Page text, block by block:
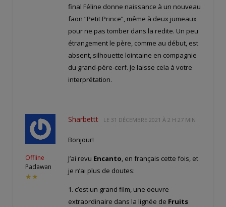
final Féline donne naissance à un nouveau
faon “Petit Prince”, même à deux jumeaux
pour ne pas tomber dans la redite. Un peu
étrangement le père, comme au début, est
absent, silhouette lointaine en compagnie
du grand-père-cerf. Je laisse cela à votre
interprétation.
Offline
Padawan
★★
Sharbettt LE 31 DÉCEMBRE 2021 À 2 H 27 MIN
Bonjour!
J’ai revu Encanto, en français cette fois, et
je n’ai plus de doutes:
1. c’est un grand film, une oeuvre
extraordinaire dans la lignée de Fruits